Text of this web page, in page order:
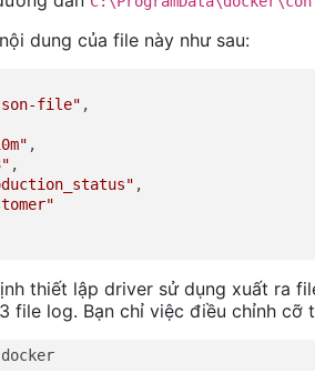
dung của file này như sau:
file" ,
,
,
,
thiết lập driver sử dụng xuất ra
file log. Bạn chỉ việc điều chỉnh cỡ